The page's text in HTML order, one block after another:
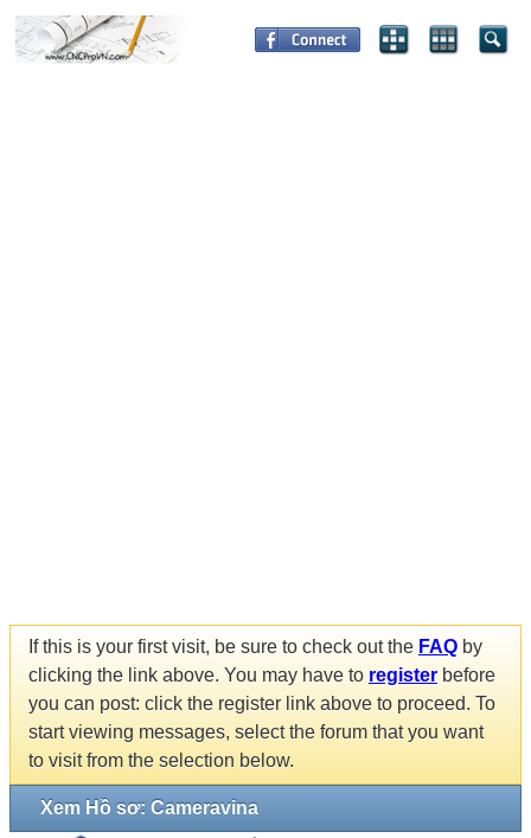
If this is your first visit, be sure to check out the FAQ by
clicking the link above. You may have to register before
you can post: click the register link above to proceed. To
start viewing messages, select the forum that you want
to visit from the selection below.
Xem Hồ sơ: Cameravina